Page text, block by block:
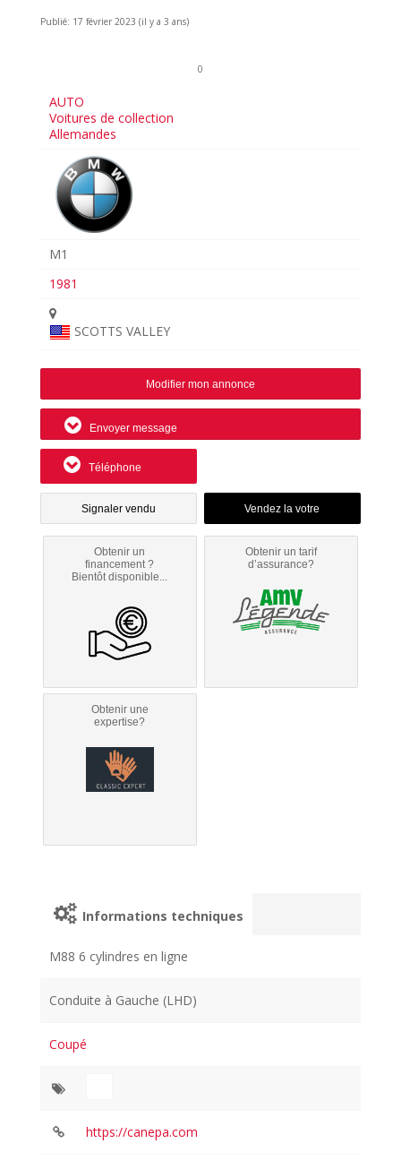
Publié: 17 février 2023 (il y a 3 ans)
0
AUTO
Voitures de collection
Allemandes
M1
1981
SCOTTS VALLEY
Modifier mon annonce
Envoyer message
Téléphone
Signaler vendu
Obtenir un
financement ?
Bientôt disponible...
Obtenir un tarif
d’assurance?
Obtenir une
expertise?
Informations techniques
M88 6 cylindres en ligne
Conduite à Gauche (LHD)
Coupé
https://canepa.com